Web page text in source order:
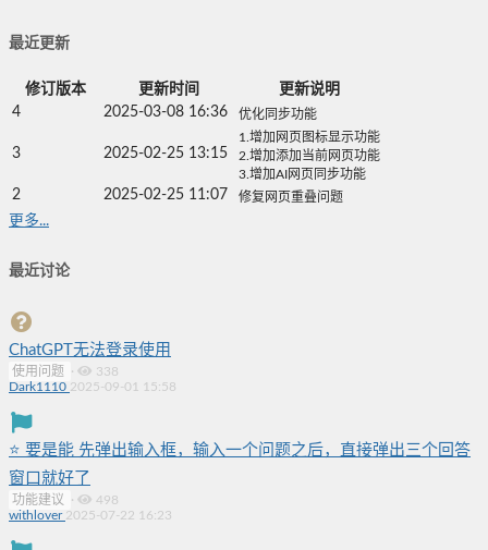
最近更新
修订版本 更新时间
更新说明
4
2025-03-08 16:36 优化同步功能
3 2025-02-25 13:15
1.增加网页图标显示功能
2.增加添加当前网页功能
3.增加AI网页同步功能
2 2025-02-25 11:07 修复网页重叠问题
更多...
最近讨论
ChatGPT无法登录使用
使用问题 ·
338
Dark1110 2025-09-01 15:58
⭐ 要是能 先弹出输入框，输入一个问题之后，直接弹出三个回答
窗口就好了
功能建议 ·
498
withlover 2025-07-22 16:23